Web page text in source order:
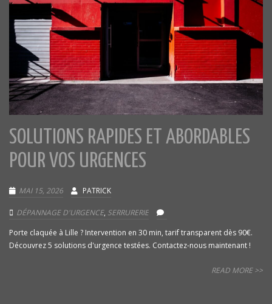
SOLUTIONS RAPIDES ET ABORDABLES
POUR VOS URGENCES
MAI 15, 2026 PATRICK
DÉPANNAGE D'URGENCE, SERRURERIE
Porte claquée à Lille ? Intervention en 30 min, tarif transparent dès 90€.
Découvrez 5 solutions d'urgence testées. Contactez-nous maintenant !
READ MORE >>